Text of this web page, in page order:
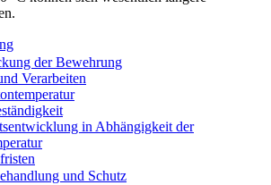
der Bewehrung
Verarbeiten
in Abhängigkeit der
und Schutz